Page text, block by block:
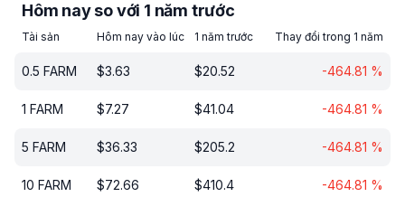
Hôm nay so với 1 năm trước
Tài sản Hôm nay vào lúc 1 năm trước Thay đổi trong 1 năm
0.5 FARM $3.63 $20.52 -464.81 %
1 FARM $7.27 $41.04 -464.81 %
5 FARM $36.33 $205.2 -464.81 %
10 FARM $72.66 $410.4 -464.81 %